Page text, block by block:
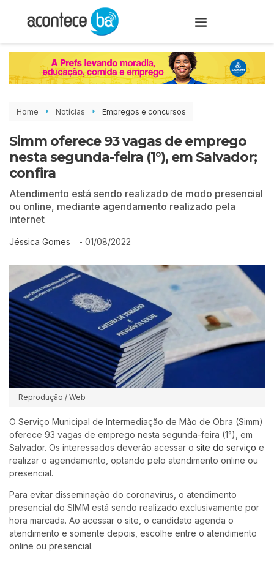
Home Notícias Empregos e concursos
Simm oferece 93 vagas de emprego
nesta segunda-feira (1°), em Salvador;
confira
Atendimento está sendo realizado de modo presencial
ou online, mediante agendamento realizado pela
internet
Jéssica Gomes - 01/08/2022
Reprodução / Web
O Serviço Municipal de Intermediação de Mão de Obra (Simm)
oferece 93 vagas de emprego nesta segunda-feira (1°), em
Salvador. Os interessados deverão acessar o site do serviço e
realizar o agendamento, optando pelo atendimento online ou
presencial.
Para evitar disseminação do coronavírus, o atendimento
presencial do SIMM está sendo realizado exclusivamente por
hora marcada. Ao acessar o site, o candidato agenda o
atendimento e somente depois, escolhe entre o atendimento
online ou presencial.